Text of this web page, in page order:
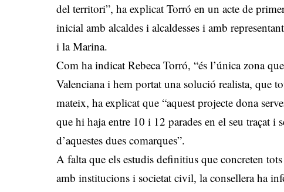
del territori”, ha explicat Torró en un acte de
inicial amb alcaldes i alcaldesses i amb
i la Marina.
Com ha indicat Rebeca Torró, “és l’única zona
Valenciana i hem portat una solució realista, que
mateix, ha explicat que “aquest projecte dona
que hi haja entre 10 i 12 parades en el seu traçat
d’aquestes dues comarques”.
A falta que els estudis definitius que concreten
amb institucions i societat civil, la consellera ha